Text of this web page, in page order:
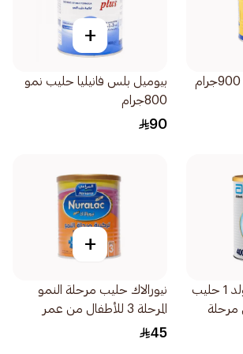
+
بيوميل بلس فانيليا حليب نمو
800جرام
90
سيميلاك أدفانس غولد 1 حليب
+
نيورالاك حليب مرحلة النمو
المرحلة 3 للأطفال من عمر
سنوات 400جرام
45